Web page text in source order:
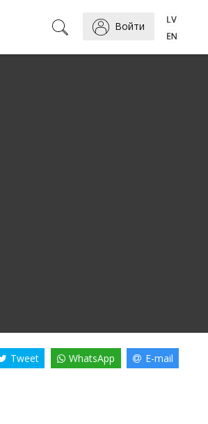
Войти
Tweet WhatsApp E-mail